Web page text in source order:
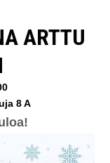
ARTTU
8 A